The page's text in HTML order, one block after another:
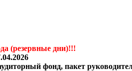
(резервные дни)!!!
фонд, пакет